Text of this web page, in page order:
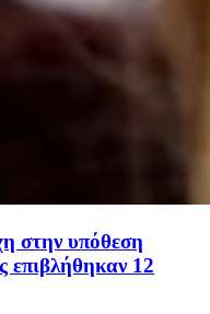
στην υπόθεση
επιβλήθηκαν 12